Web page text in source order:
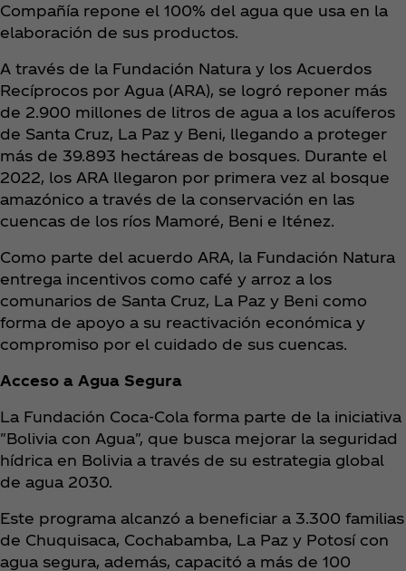
Compañía repone el 100% del agua que usa en la
elaboración de sus productos.
A través de la Fundación Natura y los Acuerdos
Recíprocos por Agua (ARA), se logró reponer más
de 2.900 millones de litros de agua a los acuíferos
de Santa Cruz, La Paz y Beni, llegando a proteger
más de 39.893 hectáreas de bosques. Durante el
2022, los ARA llegaron por primera vez al bosque
amazónico a través de la conservación en las
cuencas de los ríos Mamoré, Beni e Iténez.
Como parte del acuerdo ARA, la Fundación Natura
entrega incentivos como café y arroz a los
comunarios de Santa Cruz, La Paz y Beni como
forma de apoyo a su reactivación económica y
compromiso por el cuidado de sus cuencas.
Acceso a Agua Segura
La Fundación Coca‑Cola forma parte de la iniciativa
"Bolivia con Agua", que busca mejorar la seguridad
hídrica en Bolivia a través de su estrategia global
de agua 2030.
Este programa alcanzó a beneficiar a 3.300 familias
de Chuquisaca, Cochabamba, La Paz y Potosí con
agua segura, además, capacitó a más de 100